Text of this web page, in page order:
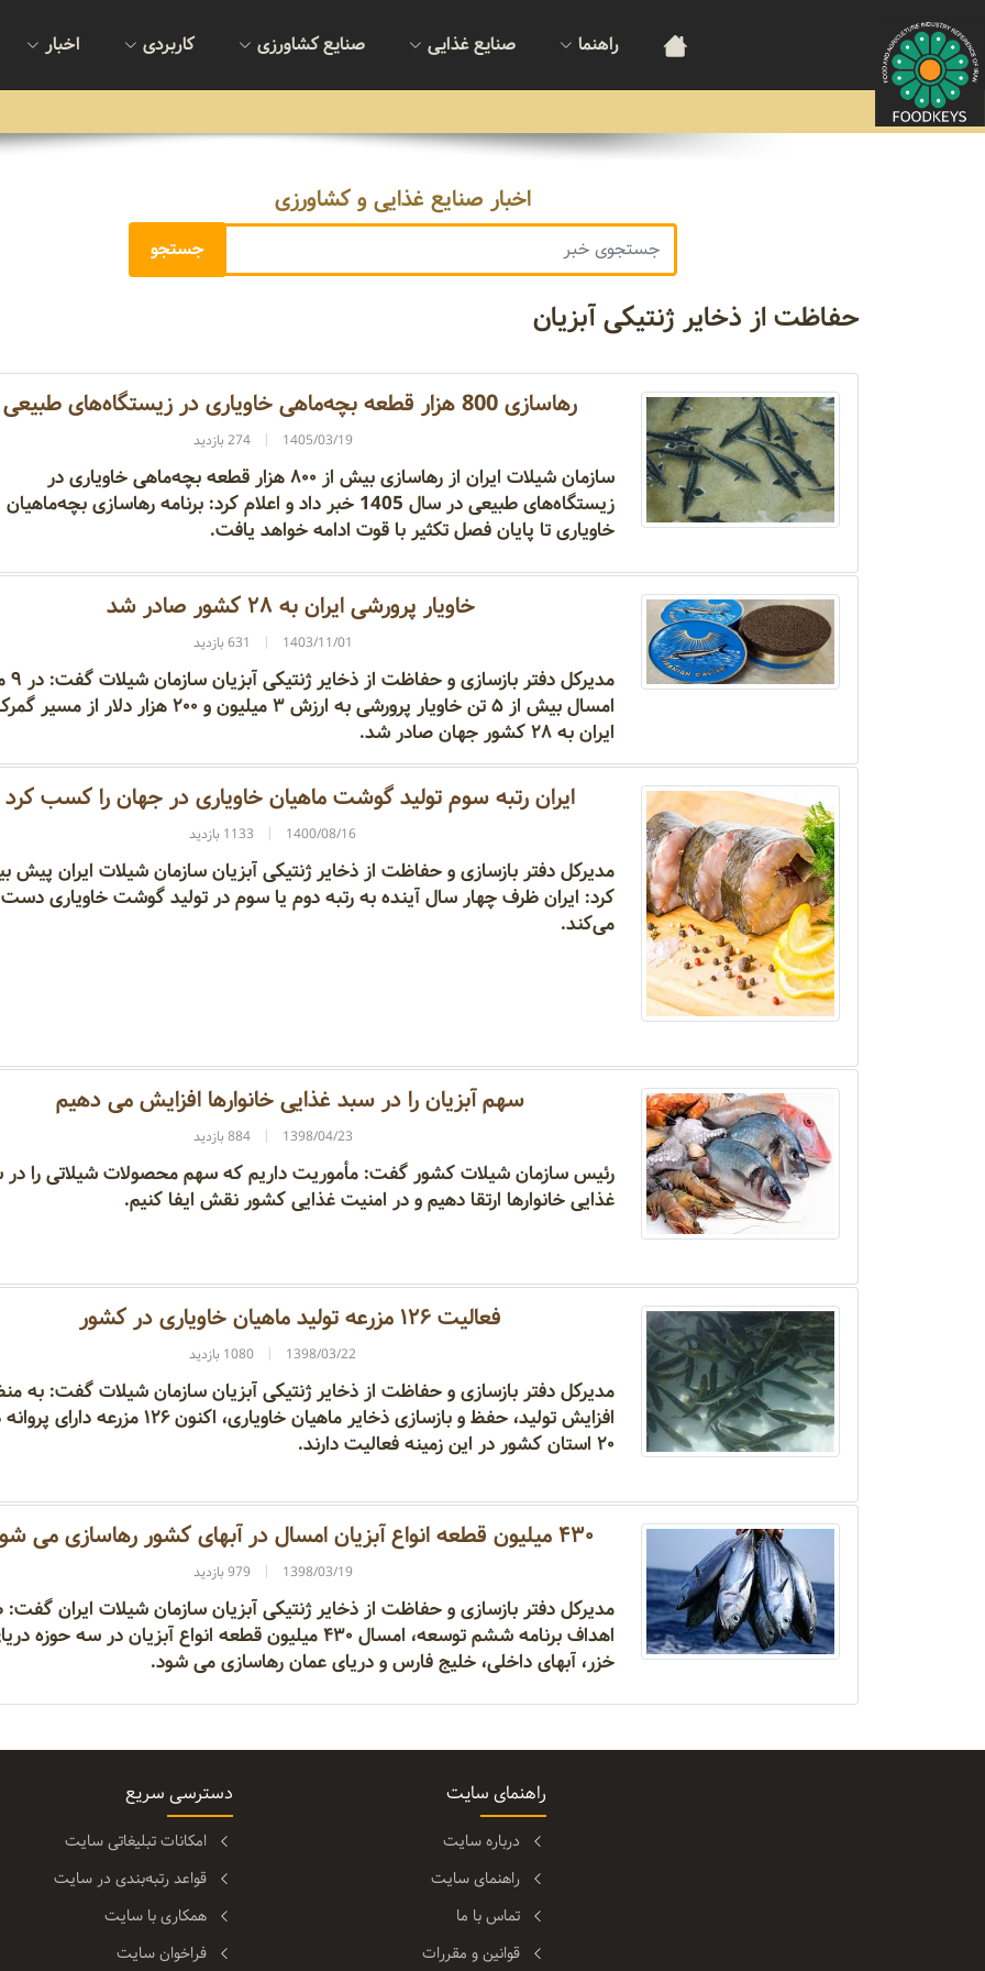
راهنما صنایع غذایی صنایع کشاورزی کاربردی اخبار
اخبار صنایع غذایی و کشاورزی
حفاظت از ذخایر ژنتیکی آبزیان
رهاسازی 800 هزار قطعه بچه‌ماهی خاویاری در زیستگاه‌های طبیعی
1405/03/19 274 بازدید
سازمان شیلات ایران از رهاسازی بیش از ۸۰۰ هزار قطعه بچه‌ماهی خاویاری در
زیستگاه‌های طبیعی در سال 1405 خبر داد و اعلام کرد: برنامه رهاسازی بچه‌ماهیان
خاویاری تا پایان فصل تکثیر با قوت ادامه خواهد یافت.
خاویار پرورشی ایران به ۲۸ کشور صادر شد
1403/11/01 631 بازدید
مدیرکل دفتر
امسال بیش از ۵ تن خاویار پرورشی به ارزش ۳ میلیون و ۲۰۰ هزار دلار از
ایران به ۲۸ کشور جهان صادر شد.
ایران رتبه سوم تولید گوشت ماهیان خاویاری در جهان را کسب کرد
1400/08/16 1133 بازدید
مدیرکل دفتر بازسازی و حفاظت از ذخایر ژنتیکی آبزیان سازمان شیلات ایران پیش‌
کرد: ایران ظرف چهار سال آینده به رتبه دوم یا سوم در تولید گوشت خاویاری دست
می‌کند.
سهم آبزیان را در سبد غذایی خانوارها افزایش می دهیم
1398/04/23 884 بازدید
رئیس سازمان شیلات کشور گفت: مأموریت داریم که سهم محصولات شیلاتی را در
غذایی خانوارها ارتقا دهیم و در امنیت غذایی کشور نقش ایفا کنیم.
فعالیت ۱۲۶ مزرعه تولید ماهیان خاویاری در کشور
1398/03/22 1080 بازدید
مدیرکل دفتر بازسازی و حفاظت از ذخایر ژنتیکی آبزیان سازمان شیلات گفت: به
افزایش تولید، حفظ و بازسازی ذخایر ماهیان خاویاری، اکنون ۱۲۶ مزرعه دارای
۲۰ استان کشور در این زمینه فعالیت دارند.
۴۳۰ میلیون قطعه انواع آبزیان امسال در آبهای کشور رهاسازی می شود
1398/03/19 979 بازدید
مدیرکل دفتر بازسازی و حفاظت از ذخایر ژنتیکی آبزیان سازمان شیلات ایران
اهداف برنامه ششم توسعه، امسال ۴۳۰ میلیون قطعه انواع آبزیان در سه حوزه
خزر، آبهای داخلی، خلیج فارس و دریای عمان رهاسازی می شود.
راهنمای سایت
درباره سایت
راهنمای سایت
تماس با ما
قوانین و مقررات
دسترسی سریع
امکانات تبلیغاتی سایت
قواعد رتبه‌بندی در سایت
همکاری با سایت
فراخوان سایت